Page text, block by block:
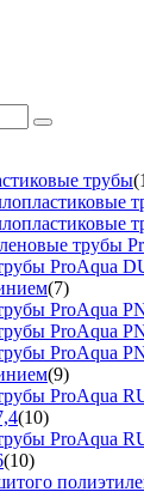
трубы
трубы
ProAqua
(7)
ProAqua
ProAqua
ProAqua
(9)
ProAqua
(10)
ProAqua
(10)